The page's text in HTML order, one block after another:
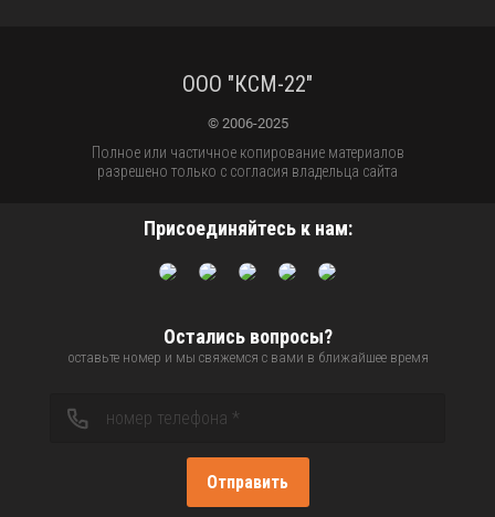
ООО "КСМ-22"
© 2006-2025
Полное или частичное копирование материалов
разрешено только с согласия владельца сайта
Присоединяйтесь к нам:
Остались вопросы?
оставьте номер и мы свяжемся с вами в ближайшее время
Отправить